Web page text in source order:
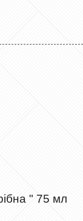
" 75 мл